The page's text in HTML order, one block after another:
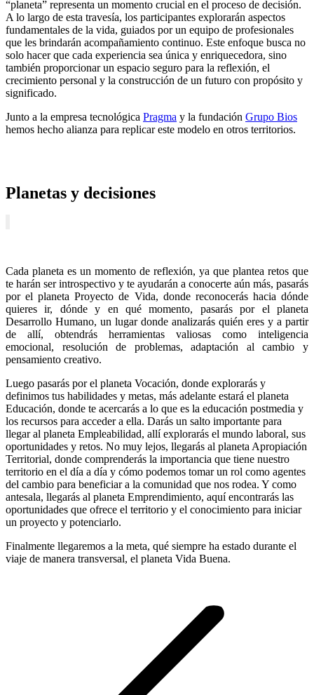
“planeta” representa un momento crucial en el proceso de decisión.
A lo largo de esta travesía, los participantes explorarán aspectos
fundamentales de la vida, guiados por un equipo de profesionales
que les brindarán acompañamiento continuo. Este enfoque busca no
solo hacer que cada experiencia sea única y enriquecedora, sino
también proporcionar un espacio seguro para la reflexión, el
crecimiento personal y la construcción de un futuro con propósito y
significado.
Junto a la empresa tecnológica Pragma y la fundación Grupo Bios
hemos hecho alianza para replicar este modelo en otros territorios.
Planetas y decisiones
Cada planeta es un momento de reflexión, ya que plantea retos que
te harán ser introspectivo y te ayudarán a conocerte aún más, pasarás
por el planeta Proyecto de Vida, donde reconocerás hacia dónde
quieres ir, dónde y en qué momento, pasarás por el planeta
Desarrollo Humano, un lugar donde analizarás quién eres y a partir
de allí, obtendrás herramientas valiosas como inteligencia
emocional, resolución de problemas, adaptación al cambio y
pensamiento creativo.
Luego pasarás por el planeta Vocación, donde explorarás y
definimos tus habilidades y metas, más adelante estará el planeta
Educación, donde te acercarás a lo que es la educación postmedia y
los recursos para acceder a ella. Darás un salto importante para
llegar al planeta Empleabilidad, allí explorarás el mundo laboral, sus
oportunidades y retos. No muy lejos, llegarás al planeta Apropiación
Territorial, donde comprenderás la importancia que tiene nuestro
territorio en el día a día y cómo podemos tomar un rol como agentes
del cambio para beneficiar a la comunidad que nos rodea. Y como
antesala, llegarás al planeta Emprendimiento, aquí encontrarás las
oportunidades que ofrece el territorio y el conocimiento para iniciar
un proyecto y potenciarlo.
Finalmente llegaremos a la meta, qué siempre ha estado durante el
viaje de manera transversal, el planeta Vida Buena.